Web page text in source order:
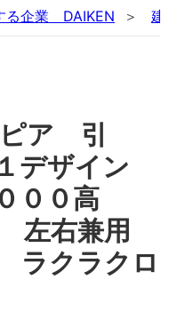
る企業 DAIKEN 建
ア 引
デザイン
００高
左右兼用
クラクロ